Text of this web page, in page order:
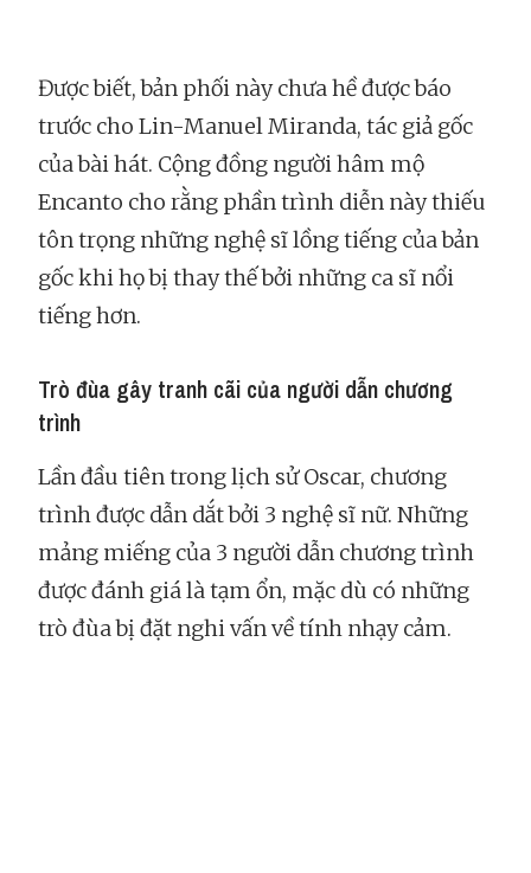
Được biết, bản phối này chưa hề được báo
trước cho Lin-Manuel Miranda, tác giả gốc
của bài hát. Cộng đồng người hâm mộ
Encanto cho rằng phần trình diễn này thiếu
tôn trọng những nghệ sĩ lồng tiếng của bản
gốc khi họ bị thay thế bởi những ca sĩ nổi
tiếng hơn.
Trò đùa gây tranh cãi của người dẫn chương
trình
Lần đầu tiên trong lịch sử Oscar, chương
trình được dẫn dắt bởi 3 nghệ sĩ nữ. Những
mảng miếng của 3 người dẫn chương trình
được đánh giá là tạm ổn, mặc dù có những
trò đùa bị đặt nghi vấn về tính nhạy cảm.